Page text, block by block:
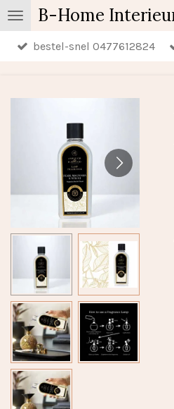
Ga
direct
naar
bestel-snel 0477612824